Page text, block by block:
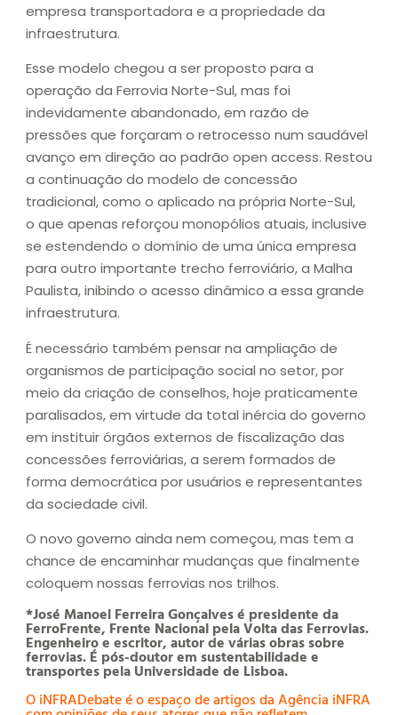
empresa transportadora e a propriedade da
infraestrutura.
Esse modelo chegou a ser proposto para a
operação da Ferrovia Norte-Sul, mas foi
indevidamente abandonado, em razão de
pressões que forçaram o retrocesso num saudável
avanço em direção ao padrão open access. Restou
a continuação do modelo de concessão
tradicional, como o aplicado na própria Norte-Sul,
o que apenas reforçou monopólios atuais, inclusive
se estendendo o domínio de uma única empresa
para outro importante trecho ferroviário, a Malha
Paulista, inibindo o acesso dinâmico a essa grande
infraestrutura.
É necessário também pensar na ampliação de
organismos de participação social no setor, por
meio da criação de conselhos, hoje praticamente
paralisados, em virtude da total inércia do governo
em instituir órgãos externos de fiscalização das
concessões ferroviárias, a serem formados de
forma democrática por usuários e representantes
da sociedade civil.
O novo governo ainda nem começou, mas tem a
chance de encaminhar mudanças que finalmente
coloquem nossas ferrovias nos trilhos.
*José Manoel Ferreira Gonçalves é presidente da
FerroFrente, Frente Nacional pela Volta das Ferrovias.
Engenheiro e escritor, autor de várias obras sobre
ferrovias. É pós-doutor em sustentabilidade e
transportes pela Universidade de Lisboa.
O iNFRADebate é o espaço de artigos da Agência iNFRA